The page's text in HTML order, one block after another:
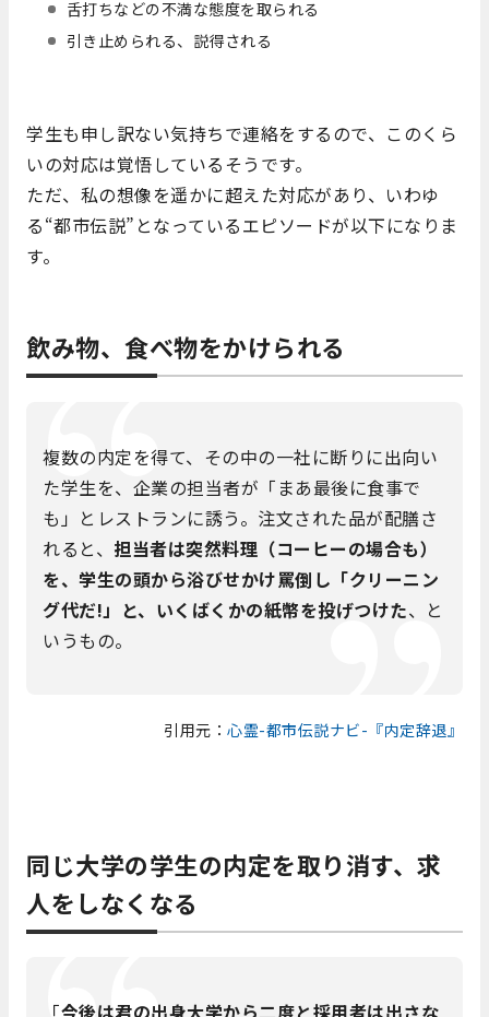
舌打ちなどの不満な態度を取られる
引き止められる、説得される
学生も申し訳ない気持ちで連絡をするので、このくら
いの対応は覚悟しているそうです。
ただ、私の想像を遥かに超えた対応があり、いわゆ
る“都市伝説”となっているエピソードが以下になりま
す。
飲み物、食べ物をかけられる
複数の内定を得て、その中の一社に断りに出向い
た学生を、企業の担当者が「まあ最後に食事で
も」とレストランに誘う。注文された品が配膳さ
れると、 担当者は突然料理（コーヒーの場合も）
を、学生の頭から浴びせかけ罵倒し「クリーニン
グ代だ!」と、いくばくかの紙幣を投げつけた、と
いうもの。
引用元： 心霊-都市伝説ナビ-『内定辞退』
同じ大学の学生の内定を取り消す、求
人をしなくなる